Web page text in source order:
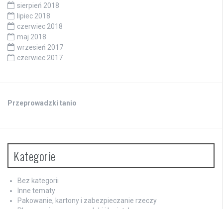
sierpień 2018
lipiec 2018
czerwiec 2018
maj 2018
wrzesień 2017
czerwiec 2017
Przeprowadzki tanio
Kategorie
Bez kategorii
Inne tematy
Pakowanie, kartony i zabezpieczanie rzeczy